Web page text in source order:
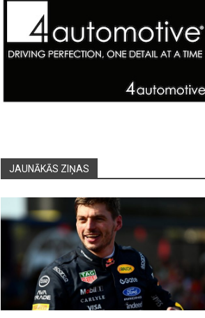
JAUNĀKĀS ZIŅAS